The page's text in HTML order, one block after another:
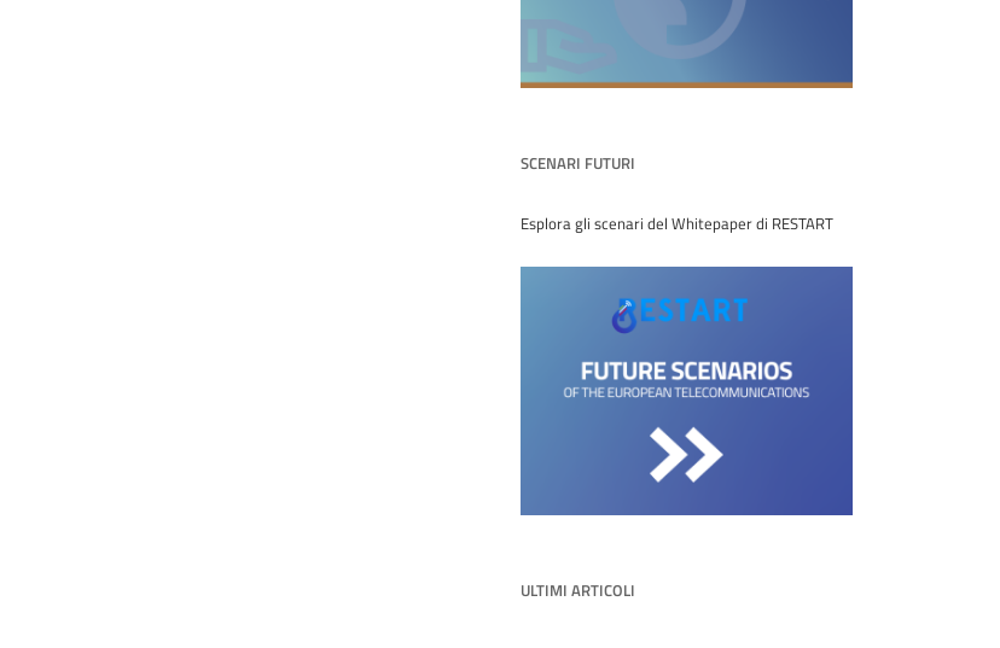
SCENARI FUTURI
Esplora gli scenari del Whitepaper di RESTART
ULTIMI ARTICOLI